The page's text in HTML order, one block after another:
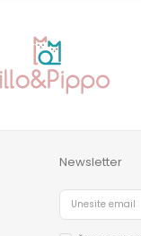
Newsletter